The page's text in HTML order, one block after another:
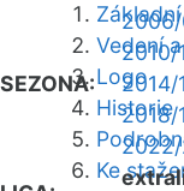
Vedení
Logo
Historie
Ke
SEZONA:
2010/
2014/
2018/